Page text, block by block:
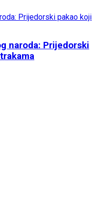
naroda: Prijedorski